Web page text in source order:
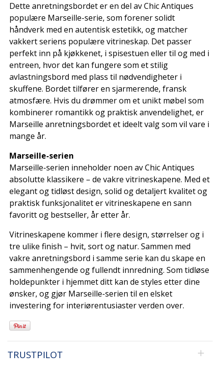
Dette anretningsbordet er en del av Chic Antiques
populære Marseille-serie, som forener solidt
håndverk med en autentisk estetikk, og matcher
vakkert seriens populære vitrineskap. Det passer
perfekt inn på kjøkkenet, i spisestuen eller til og med i
entreen, hvor det kan fungere som et stilig
avlastningsbord med plass til nødvendigheter i
skuffene. Bordet tilfører en sjarmerende, fransk
atmosfære. Hvis du drømmer om et unikt møbel som
kombinerer romantikk og praktisk anvendelighet, er
Marseille anretningsbordet et ideelt valg som vil vare i
mange år.
Marseille-serien
Marseille-serien inneholder noen av Chic Antiques
absolutte klassikere – de vakre vitrineskapene. Med et
elegant og tidløst design, solid og detaljert kvalitet og
praktisk funksjonalitet er vitrineskapene en sann
favoritt og bestseller, år etter år.
Vitrineskapene kommer i flere design, størrelser og i
tre ulike finish – hvit, sort og natur. Sammen med
vakre anretningsbord i samme serie kan du skape en
sammenhengende og fullendt innredning. Som tidløse
holdepunkter i hjemmet ditt kan de styles etter dine
ønsker, og gjør Marseille-serien til en elsket
investering for interiørentusiaster verden over.
TRUSTPILOT